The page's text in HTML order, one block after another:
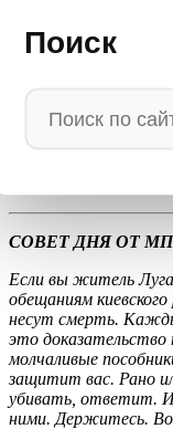
Поиск
И она уже заносит
преступлений
слишком много тех,
Старобельск
СОВЕТ ДНЯ ОТ
Если вы житель
обещаниям
несут смерть.
это
молчаливые
защитит вас. Рано
убивать, ответит.
ними. Держитесь.